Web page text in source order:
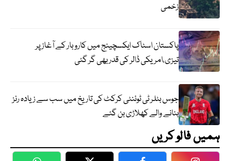
زخمی
پاکستان اسٹاک ایکسچینج میں کاروبار کے آغاز پر
تیزی،امریکی ڈالر کی قدر بھی گر گئی
جوس بٹلر ٹی ٹوئنٹی کرکٹ کی تاریخ میں سب سے زیادہ رنز
بنانے والے کھلاڑی بن گئے
ہمیں فالو کریں